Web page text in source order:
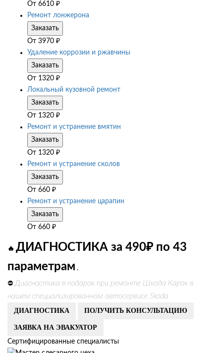
От 6610 ₽
Ремонт лонжерона
Заказать
От 3970 ₽
Удаление коррозии и ржавчины
Заказать
От 1320 ₽
Локальный кузовной ремонт
Заказать
От 1320 ₽
Ремонт и устранение вмятин
Заказать
От 1320 ₽
Ремонт и устранение сколов
Заказать
От 660 ₽
Ремонт и устранение царапин
Заказать
От 660 ₽
🔥 ДИАГНОСТИКА за 490₽ по 43
параметрам .
⛔ Диагностика в подарок при ремонте Шкода Карок в
нашем специализированном автосервисе Skoda
ДИАГНОСТИКА ПОЛУЧИТЬ КОНСУЛЬТАЦИЮ
ЗАЯВКА НА ЭВАКУАТОР
Сертифицированные специалисты